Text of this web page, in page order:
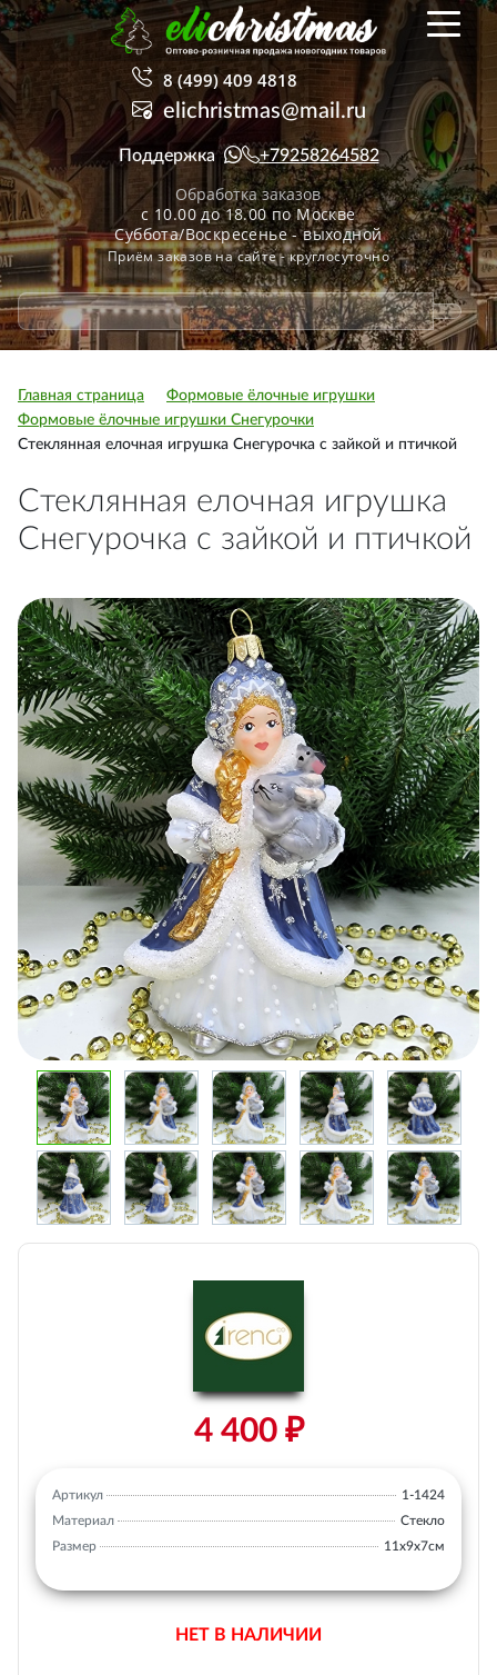
8 (499) 409 4818
elichristmas@mail.ru
Поддержка +79258264582
Обработка заказов
с 10.00 до 18.00 по Москве
Суббота/Воскресенье - выходной
Приём заказов на сайте - круглосуточно
Главная страница
Формовые ёлочные игрушки
Формовые ёлочные игрушки Снегурочки
Стеклянная елочная игрушка Снегурочка с зайкой и птичкой
Стеклянная елочная игрушка
Снегурочка с зайкой и птичкой
4 400 ₽
Артикул
1-1424
Материал
Стекло
Размер
11х9х7см
НЕТ В НАЛИЧИИ